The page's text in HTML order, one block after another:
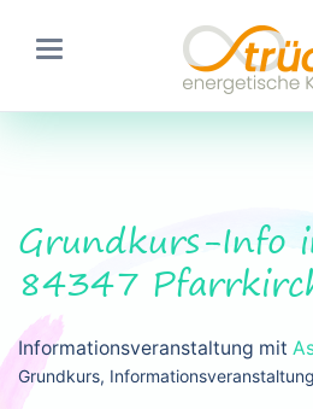
Grundkurs-Info
84347
Informationsveranstaltung mit
Grundkurs,